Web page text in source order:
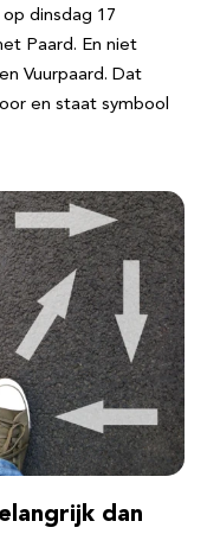
dinsdag 17
Paard. En niet
Vuurpaard. Dat
en staat symbool
dan